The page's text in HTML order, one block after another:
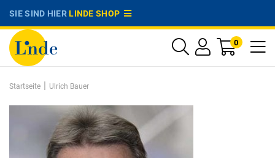
SIE SIND HIERLINDE SHOP
0
Startseite | Ulrich Bauer